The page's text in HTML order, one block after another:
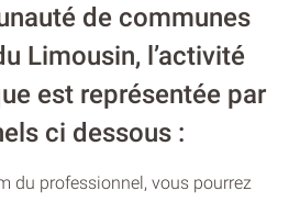
de communes
Limousin, l’activité
est représentée par
ci dessous :
du professionnel, vous pourrez